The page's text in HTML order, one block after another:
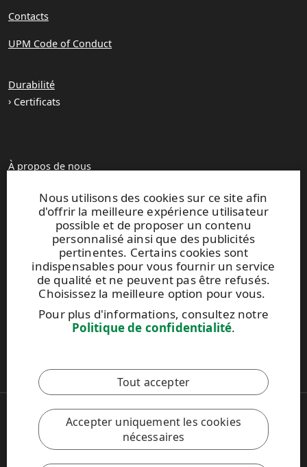
Nous utilisons des cookies sur ce site afin
d'offrir la meilleure expérience utilisateur
possible et de proposer un contenu
personnalisé ainsi que des publicités
pertinentes. Certains cookies sont
indispensables pour vous fournir un service
de qualité et ne peuvent pas être refusés.
Choisissez la meilleure option pour vous.
Pour plus d'informations, consultez notre
Politique de confidentialité.
Tout accepter
Accepter uniquement les cookies
nécessaires
Contacts
UPM Code of Conduct
Durabilité
Certificats
À propos de nous
Brochures
UPM TIMBER
Peltokatu 26 C, 5th floor
P.O. Box 203
FI-33101 Tampere, Finland
Tel. +358 204 15 113
Ce site est protégé par reCAPTCHA et la
Copyright © 2026 UPM
UPM.FR
Mentions légales